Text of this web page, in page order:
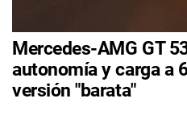
Mercedes-AMG GT
autonomía y carga a
versión "barata"